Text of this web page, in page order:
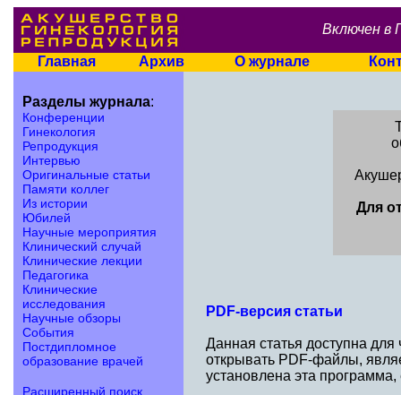
Включен в
Главная Архив О журнале
Разделы журнала:
Конференции
Гинекология
Репродукция
Интервью
Оригинальные статьи
Памяти коллег
Из истории
Юбилей
Научные мероприятия
Клинический случай
Клинические лекции
Педагогика
Клинические
исследования
Научные обзоры
События
Постдипломное
образование врачей
Расширенный поиск
Для
PDF-версия статьи
Данная статья доступна
открывать PDF-файлы,
установлена эта